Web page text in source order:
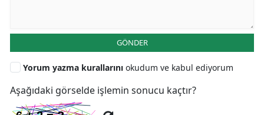
GÖNDER
Yorum yazma kurallarını okudum ve kabul ediyorum
Aşağıdaki görselde işlemin sonucu kaçtır?